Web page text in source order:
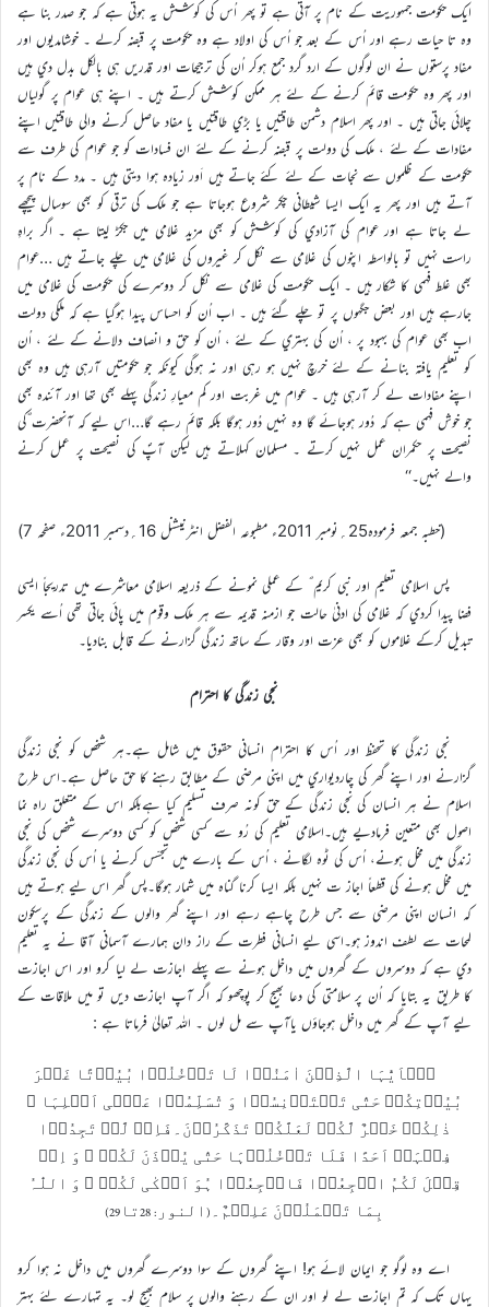
ايک حکومت جمہوريت کے نام پر آتي ہے تو پھر اُس کي کوشش يہ ہوتي ہے کہ جو صدر بنا ہے
وہ تا حيات رہے اور اُس کے بعد جو اُس کي اولاد ہے وہ حکومت پر قبضہ کرلے ۔ خوشامديوں اور
مفاد پرستوں نے ان لوگوں کے ارد گرد جمع ہوکر اُن کي ترجيحات اور قدريں ہي بالکل بدل دي ہيں
اور پھر وہ حکومت قائم کرنے کے لئے ہر ممکن کوشش کرتے ہيں ۔ اپنے ہي عوام پر گولياں
چلائي جاتي ہيں ۔ اور پھر اسلام دشمن طاقتيں يا بڑي طاقتيں يا مفاد حاصل کرنے والي طاقتيں اپنے
مفادات کے لئے ، ملک کي دولت پر قبضہ کرنے کے لئے ان فسادات کو جو عوام کي طرف سے
حکومت کے ظلموں سے نجات کے لئے کئے جاتے ہيں اَور زيادہ ہوا ديتي ہيں ۔ مدد کے نام پر
آتے ہيں اور پھر يہ ايک ايسا شيطاني چکر شروع ہوجاتا ہے جو ملک کي ترقي کو بھي سوسال پيچھے
لے جاتا ہے اور عوام کي آزادي کي کوشش کو بھي مزيد غلامي ميں جکڑ ليتا ہے ۔ اگر براہِ
راست نہيں تو بالواسطہ اپنوں کي غلامي سے نکل کر غيروں کي غلامي ميں چلے جاتے ہيں …عوام
بھي غلط فہمي کا شکار ہيں ۔ ايک حکومت کي غلامي سے نکل کر دوسرے کي حکومت کي غلامي ميں
جارہے ہيں اور بعض جگہوں پر تو چلے گئے ہيں ۔ اب اُن کو احساس پيدا ہوگيا ہے کہ ملکي دولت
اب بھي عوام کي بہبود پر ، اُن کي بہتري کے لئے ، اُن کو حق و انصاف دلانے کے لئے ، اُن
کو تعليم يافتہ بنانے کے لئے خرچ نہيں ہو رہي اور نہ ہوگي کيونکہ جو حکومتيں آرہي ہيں وہ بھي
اپنے مفادات لے کر آرہي ہيں ۔ عوام ميں غربت اور کم معيارِ زندگي پہلے بھي تھا اور آئندہ بھي
جو خوش فہمي ہے کہ دُور ہوجائے گا وہ نہيں دُور ہوگا بلکہ قائم رہے گا…اس ليے کہ آنحضرت ؐکي
نصيحت پر حکمران عمل نہيں کرتے ۔ مسلمان کہلاتے ہيں ليکن آپؐ کي نصيحت پر عمل کرنے
والے نہيں۔‘‘
(خطبہ جمعہ فرمودہ25؍نومبر 2011ء مطبوعہ الفضل انٹرنيشنل 16؍دسمبر 2011ء صفحہ 7)
پس اسلامي تعليم اور نبي کريم ؐ کے عملي نمونے کے ذريعہ اسلامي معاشرے ميں تدريجاً ايسي
فضا پيدا کردي کہ غلامي کي ادنيٰ حالت جو ازمنہ قديمہ سے ہر ملک وقوم ميں پائي جاتي تھي اُسے يکسر
تبديل کرکے غلاموں کو بھي عزت اور وقار کے ساتھ زندگي گزارنے کے قابل بناديا۔
نجي زندگي کا احترام
نجي زندگي کا تحفظ اور اُس کا احترام انساني حقوق ميں شامل ہے۔ہر شخص کو نجي زندگي
گزارنے اور اپنے گھر کي چارديواري ميں اپني مرضي کے مطابق رہنے کا حق حاصل ہے۔اس طرح
اسلام نے ہر انسان کي نجي زندگي کے حق کونہ صرف تسليم کيا ہےبلکہ اس کے متعلق راہ نما
اصول بھي متعين فرمادیے ہيں۔اسلامي تعليم کي رُو سے کسي شخص کو کسي دوسرے شخص کي نجي
زندگي ميں مخل ہونے، اُس کي ٹوہ لگانے ، اُس کے بارے ميں تجسّس کرنے يا اُس کي نجي زندگي
ميں مخل ہونے کي قطعاً اجاز ت نہيں بلکہ ايسا کرنا گناہ ميں شمار ہوگا۔پس گھر اس ليے ہوتے ہيں
کہ انسان اپني مرضي سے جس طرح چاہے رہے اور اپنے گھر والوں کے زندگي کے پرسکون
لمحات سے لطف اندوز ہو۔اسي ليے انساني فطرت کے راز دان ہمارے آسماني آقا نے يہ تعليم
دي ہے کہ دوسروں کے گھروں ميں داخل ہونے سے پہلے اجازت لے ليا کرو اور اس اجازت
کا طريق يہ بتايا کہ اُن پر سلامتي کي دعا بھيج کر پوچھو کہ اگر آپ اجازت ديں تو ميں ملاقات کے
ليے آپ کے گھر ميں داخل ہوجاؤں ياآپ سے مل لوں ۔ اللہ تعاليٰ فرماتا ہے :
یٰۤاَیُّہَا الَّذِیۡنَ اٰمَنُوۡا لَا تَدۡخُلُوۡا بُیُوۡتًا غَیۡرَ
بُیُوۡتِکُمۡ حَتّٰی تَسۡتَاۡنِسُوۡا وَ تُسَلِّمُوۡا عَلٰۤی اَہۡلِہَا ؕ
ذٰلِکُمۡ خَیۡرٌ لَّکُمۡ لَعَلَّکُمۡ تَذَکَّرُوۡنَ۔فَاِنۡ لَّمۡ تَجِدُوۡا
فِیۡہَاۤ اَحَدًا فَلَا تَدۡخُلُوۡہَا حَتّٰی یُؤۡذَنَ لَکُمۡ ۚ وَ اِنۡ
قِیۡلَ لَکُمُ ارۡجِعُوۡا فَارۡجِعُوۡا ہُوَ اَزۡکٰی لَکُمۡ ؕ وَ اللّٰہُ
بِمَا تَعۡمَلُوۡنَ عَلِیۡمٌ۔(النور: 28تا29)
اے وہ لوگو جو ایمان لائے ہو! اپنے گھروں کے سوا دوسرے گھروں میں داخل نہ ہوا کرو
یہاں تک کہ تم اجازت لے لو اور ان کے رہنے والوں پر سلام بھیج لو۔ یہ تمہارے لئے بہتر